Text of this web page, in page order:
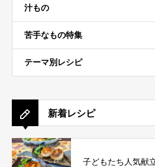
汁もの
苦手なもの特集
テーマ別レシピ
新着レシピ
子どもたち人気献